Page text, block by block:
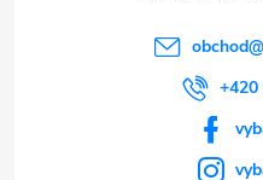
obchod@
+420